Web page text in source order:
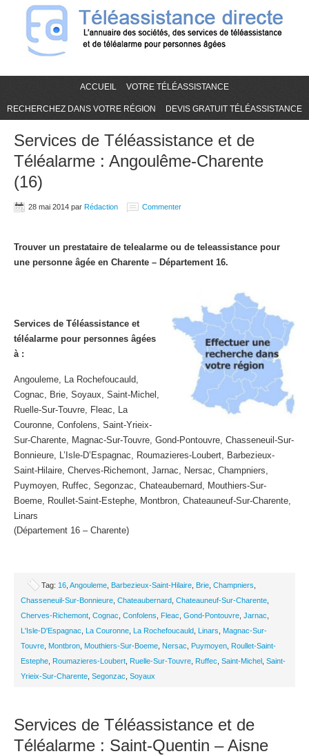
ACCUEIL VOTRE TÉLÉASSISTANCE
RECHERCHEZ DANS VOTRE RÉGION DEVIS GRATUIT TÉLÉASSISTANCE
Services de Téléassistance et de
Téléalarme : Angoulême-Charente
(16)
28 mai 2014 par Rédaction Commenter
Trouver un prestataire de telealarme ou de teleassistance pour
une personne âgée en Charente – Département 16.
Services de Téléassistance et
téléalarme pour personnes âgées
à :
Angouleme, La Rochefoucauld,
Cognac, Brie, Soyaux, Saint-Michel,
Ruelle-Sur-Touvre, Fleac, La
Couronne, Confolens, Saint-Yrieix-
Sur-Charente, Magnac-Sur-Touvre, Gond-Pontouvre, Chasseneuil-Sur-
Bonnieure, L’Isle-D’Espagnac, Roumazieres-Loubert, Barbezieux-
Saint-Hilaire, Cherves-Richemont, Jarnac, Nersac, Champniers,
Puymoyen, Ruffec, Segonzac, Chateaubernard, Mouthiers-Sur-
Boeme, Roullet-Saint-Estephe, Montbron, Chateauneuf-Sur-Charente,
Linars
(Département 16 – Charente)
Tag: 16 Angouleme Barbezieux-Saint-Hilaire Brie Champniers
Chasseneuil-Sur-Bonnieure Chateaubernard Chateauneuf-Sur-Charente
Cherves-Richemont Cognac Confolens Fleac Gond-Pontouvre Jarnac
L'Isle-D'Espagnac
La Couronne La Rochefoucauld Linars
Magnac-Sur-
Touvre Montbron Mouthiers-Sur-Boeme Nersac Puymoyen Roullet-Saint-
Estephe Roumazieres-Loubert Ruelle-Sur-Touvre Ruffec Saint-Michel Saint-
Yrieix-Sur-Charente Segonzac Soyaux
Services de Téléassistance et de
Téléalarme : Saint-Quentin – Aisne